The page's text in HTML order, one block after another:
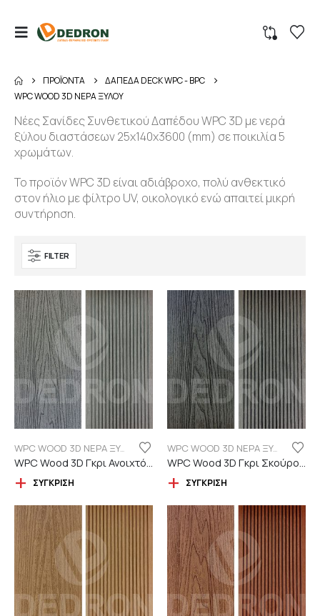
ΠΡΟΪΌΝΤΑ
ΔΑΠΕΔΑ DECK WPC - BPC
WPC WOOD 3D ΝΕΡΑ ΞΥΛΟΥ
Νέες Σανίδες Συνθετικού Δαπέδου WPC 3D με νερά
ξύλου διαστάσεων 25x140x3600 (mm) σε ποικιλία 5
χρωμάτων.
Το προϊόν WPC 3D είναι αδιάβροχο, πολύ ανθεκτικό
στον ήλιο με φίλτρο UV, οικολογικό ενώ απαιτεί μικρή
συντήρηση.
FILTER
WPC WOOD 3D ΝΕΡΑ ΞΥΛΟΥ
WPC Wood 3D Γκρι Ανοιχτό C101 με νερά ξύλου
ΣΎΓΚΡΙΣΗ
WPC WOOD 3D ΝΕΡΑ ΞΥΛΟΥ
WPC Wood 3D Γκρι Σκούρο C06 με νερά ξύλου
ΣΎΓΚΡΙΣΗ